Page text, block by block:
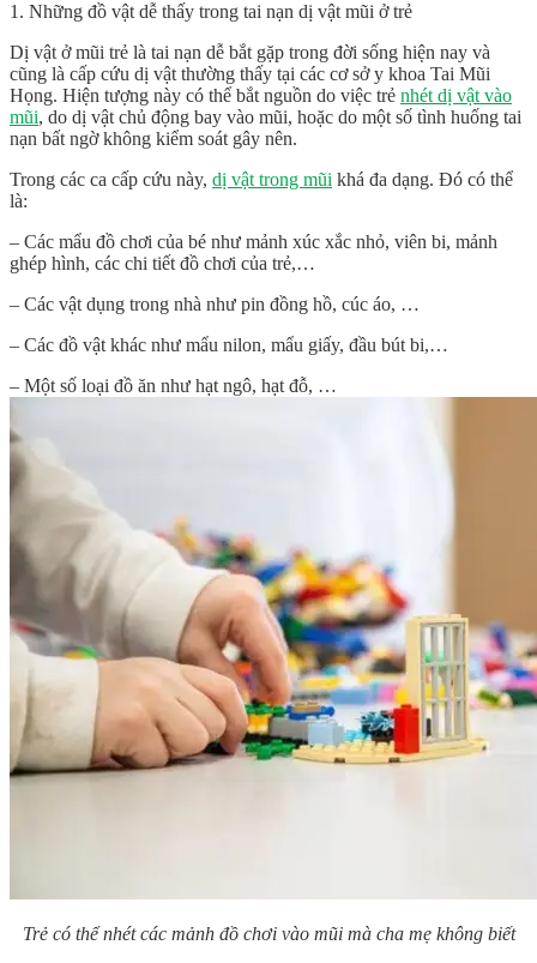
1. Những đồ vật dễ thấy trong tai nạn dị vật mũi ở trẻ
Dị vật ở mũi trẻ là tai nạn dễ bắt gặp trong đời sống hiện nay và
cũng là cấp cứu dị vật thường thấy tại các cơ sở y khoa Tai Mũi
Họng. Hiện tượng này có thể bắt nguồn do việc trẻ nhét dị vật vào
mũi, do dị vật chủ động bay vào mũi, hoặc do một số tình huống tai
nạn bất ngờ không kiểm soát gây nên.
Trong các ca cấp cứu này, dị vật trong mũi khá đa dạng. Đó có thể
là:
– Các mẩu đồ chơi của bé như mảnh xúc xắc nhỏ, viên bi, mảnh
ghép hình, các chi tiết đồ chơi của trẻ,…
– Các vật dụng trong nhà như pin đồng hồ, cúc áo, …
– Các đồ vật khác như mẩu nilon, mẩu giấy, đầu bút bi,…
– Một số loại đồ ăn như hạt ngô, hạt đỗ, …
Trẻ có thể nhét các mảnh đồ chơi vào mũi mà cha mẹ không biết